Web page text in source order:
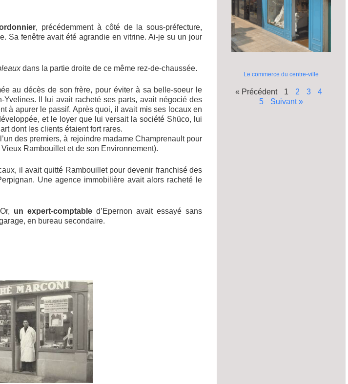
, précédemment à côté de la sous-préfecture,
Sa fenêtre avait été agrandie en vitrine. Ai-je su un jour
dans la partie droite de ce même rez-de-chaussée.
au décès de son frère, pour éviter à sa belle-soeur le
Il lui avait racheté ses parts, avait négocié des
à apurer le passif. Après quoi, il avait mis ses locaux en
et le loyer que lui versait la société Shüco, lui
dont les clients étaient fort rares.
des premiers, à rejoindre madame Champrenault pour
Rambouillet et de son Environnement).
il avait quitté Rambouillet pour devenir franchisé des
Une agence immobilière avait alors racheté le
un expert-comptabled’Epernon avait essayé sans
en bureau secondaire.
Le commerce du centre-ville
« Précédent 1 2 3
4
5
Suivant »